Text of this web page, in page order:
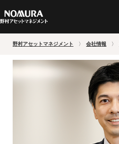
野村アセットマネジメント 会社情報